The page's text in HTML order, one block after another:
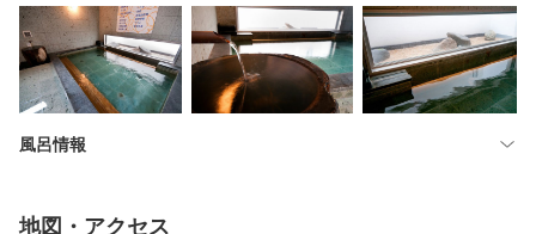
風呂情報
地図・アクセス